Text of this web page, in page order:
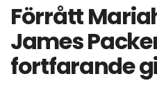
Förrått
James
fortfarande